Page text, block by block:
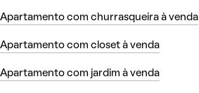
Apartamento com churrasqueira à venda
Apartamento com closet à venda
Apartamento com jardim à venda